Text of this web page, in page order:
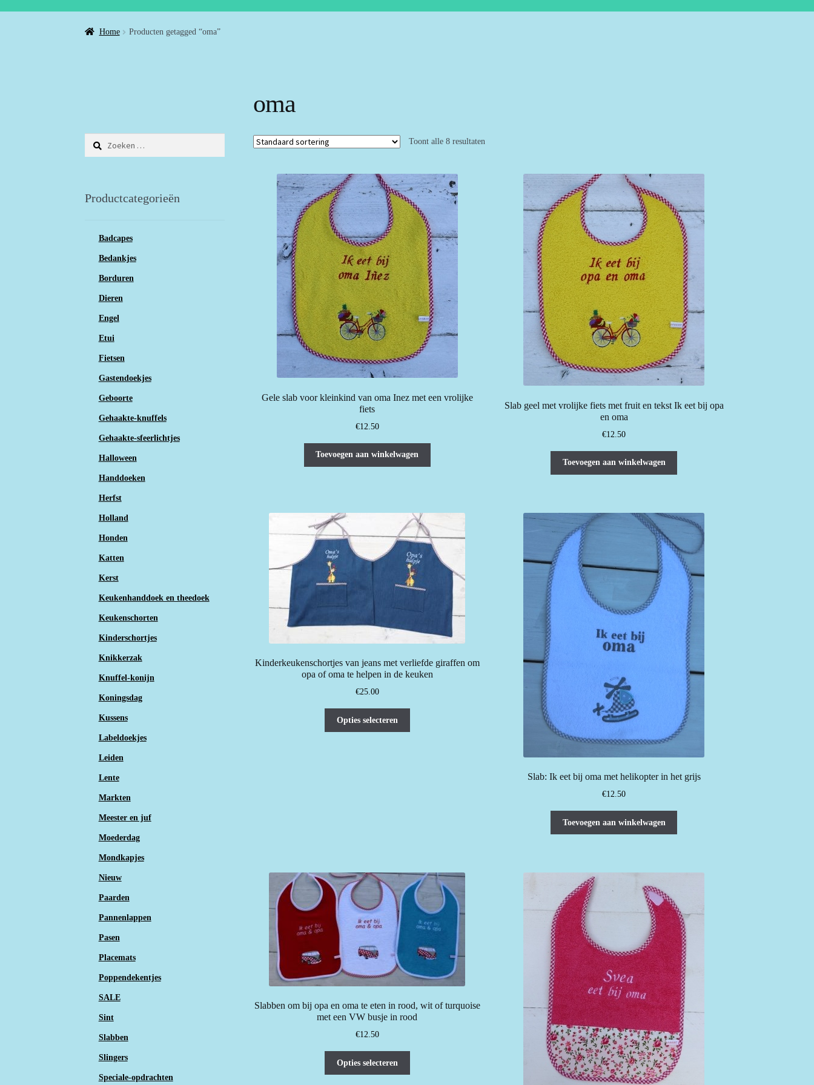
Home Producten getagged “oma”
oma
Toont alle 8 resultaten
Gele slab voor kleinkind van oma Inez met een vrolijke
fiets
€12.50
Toevoegen aan winkelwagen
Slab geel met vrolijke fiets met fruit en tekst Ik eet bij opa
en oma
€12.50
Toevoegen aan winkelwagen
Kinderkeukenschortjes van jeans met verliefde giraffen om
opa of oma te helpen in de keuken
€25.00
Opties selecteren
productpagina
Slab: Ik eet bij oma met helikopter in het grijs
€12.50
Toevoegen aan winkelwagen
Slabben om bij opa en oma te eten in rood, wit of turquoise
met een VW busje in rood
€12.50
Opties selecteren
naar:
Productcategorieën
Badcapes
Bedankjes
Borduren
Dieren
Engel
Etui
Fietsen
Gastendoekjes
Geboorte
Gehaakte-knuffels
Gehaakte-sfeerlichtjes
Halloween
Handdoeken
Herfst
Holland
Honden
Katten
Kerst
Keukenhanddoek en theedoek
Keukenschorten
Kinderschortjes
Knikkerzak
Knuffel-konijn
Koningsdag
Kussens
Labeldoekjes
Leiden
Lente
Markten
Meester en juf
Moederdag
Mondkapjes
Nieuw
Paarden
Pannenlappen
Pasen
Placemats
Poppendekentjes
SALE
Sint
Slabben
Slingers
Speciale-opdrachten